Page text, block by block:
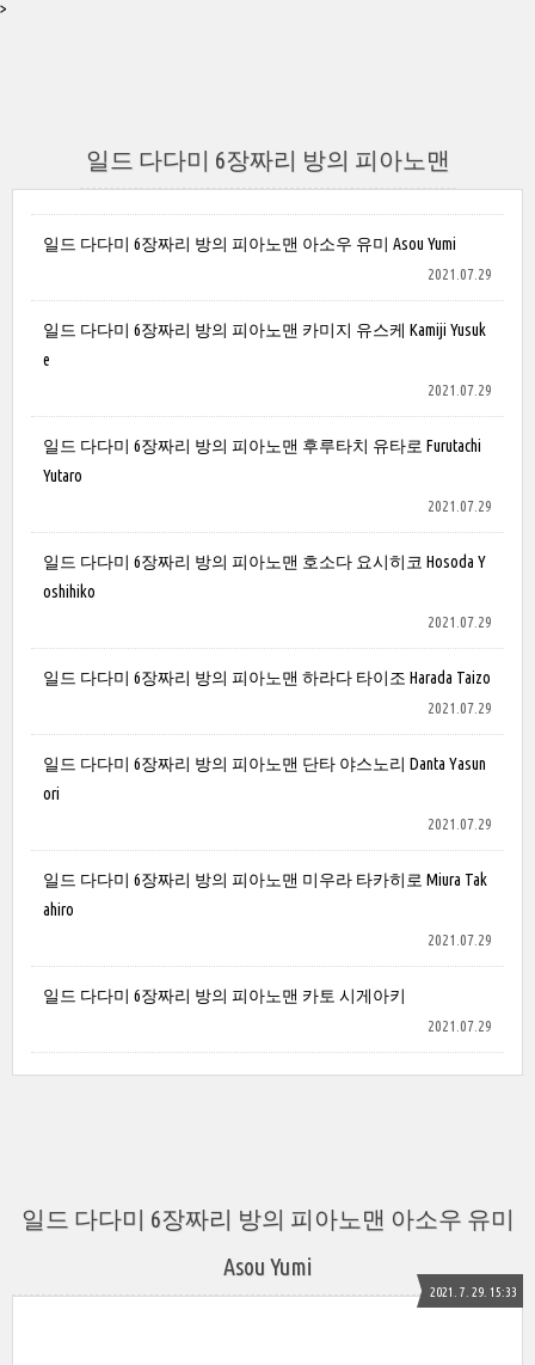
>
일드 다다미 6장짜리 방의 피아노맨
일드 다다미 6장짜리 방의 피아노맨 아소우 유미 Asou Yumi
2021.07.29
일드 다다미 6장짜리 방의 피아노맨 카미지 유스케 Kamiji Yusuk
e
2021.07.29
일드 다다미 6장짜리 방의 피아노맨 후루타치 유타로 Furutachi
Yutaro
2021.07.29
일드 다다미 6장짜리 방의 피아노맨 호소다 요시히코 Hosoda Y
oshihiko
2021.07.29
일드 다다미 6장짜리 방의 피아노맨 하라다 타이조 Harada Taizo
2021.07.29
일드 다다미 6장짜리 방의 피아노맨 단타 야스노리 Danta Yasun
ori
2021.07.29
일드 다다미 6장짜리 방의 피아노맨 미우라 타카히로 Miura Tak
ahiro
2021.07.29
일드 다다미 6장짜리 방의 피아노맨 카토 시게아키
2021.07.29
일드 다다미 6장짜리 방의 피아노맨 아소우 유미
Asou Yumi
2021. 7. 29. 15:33